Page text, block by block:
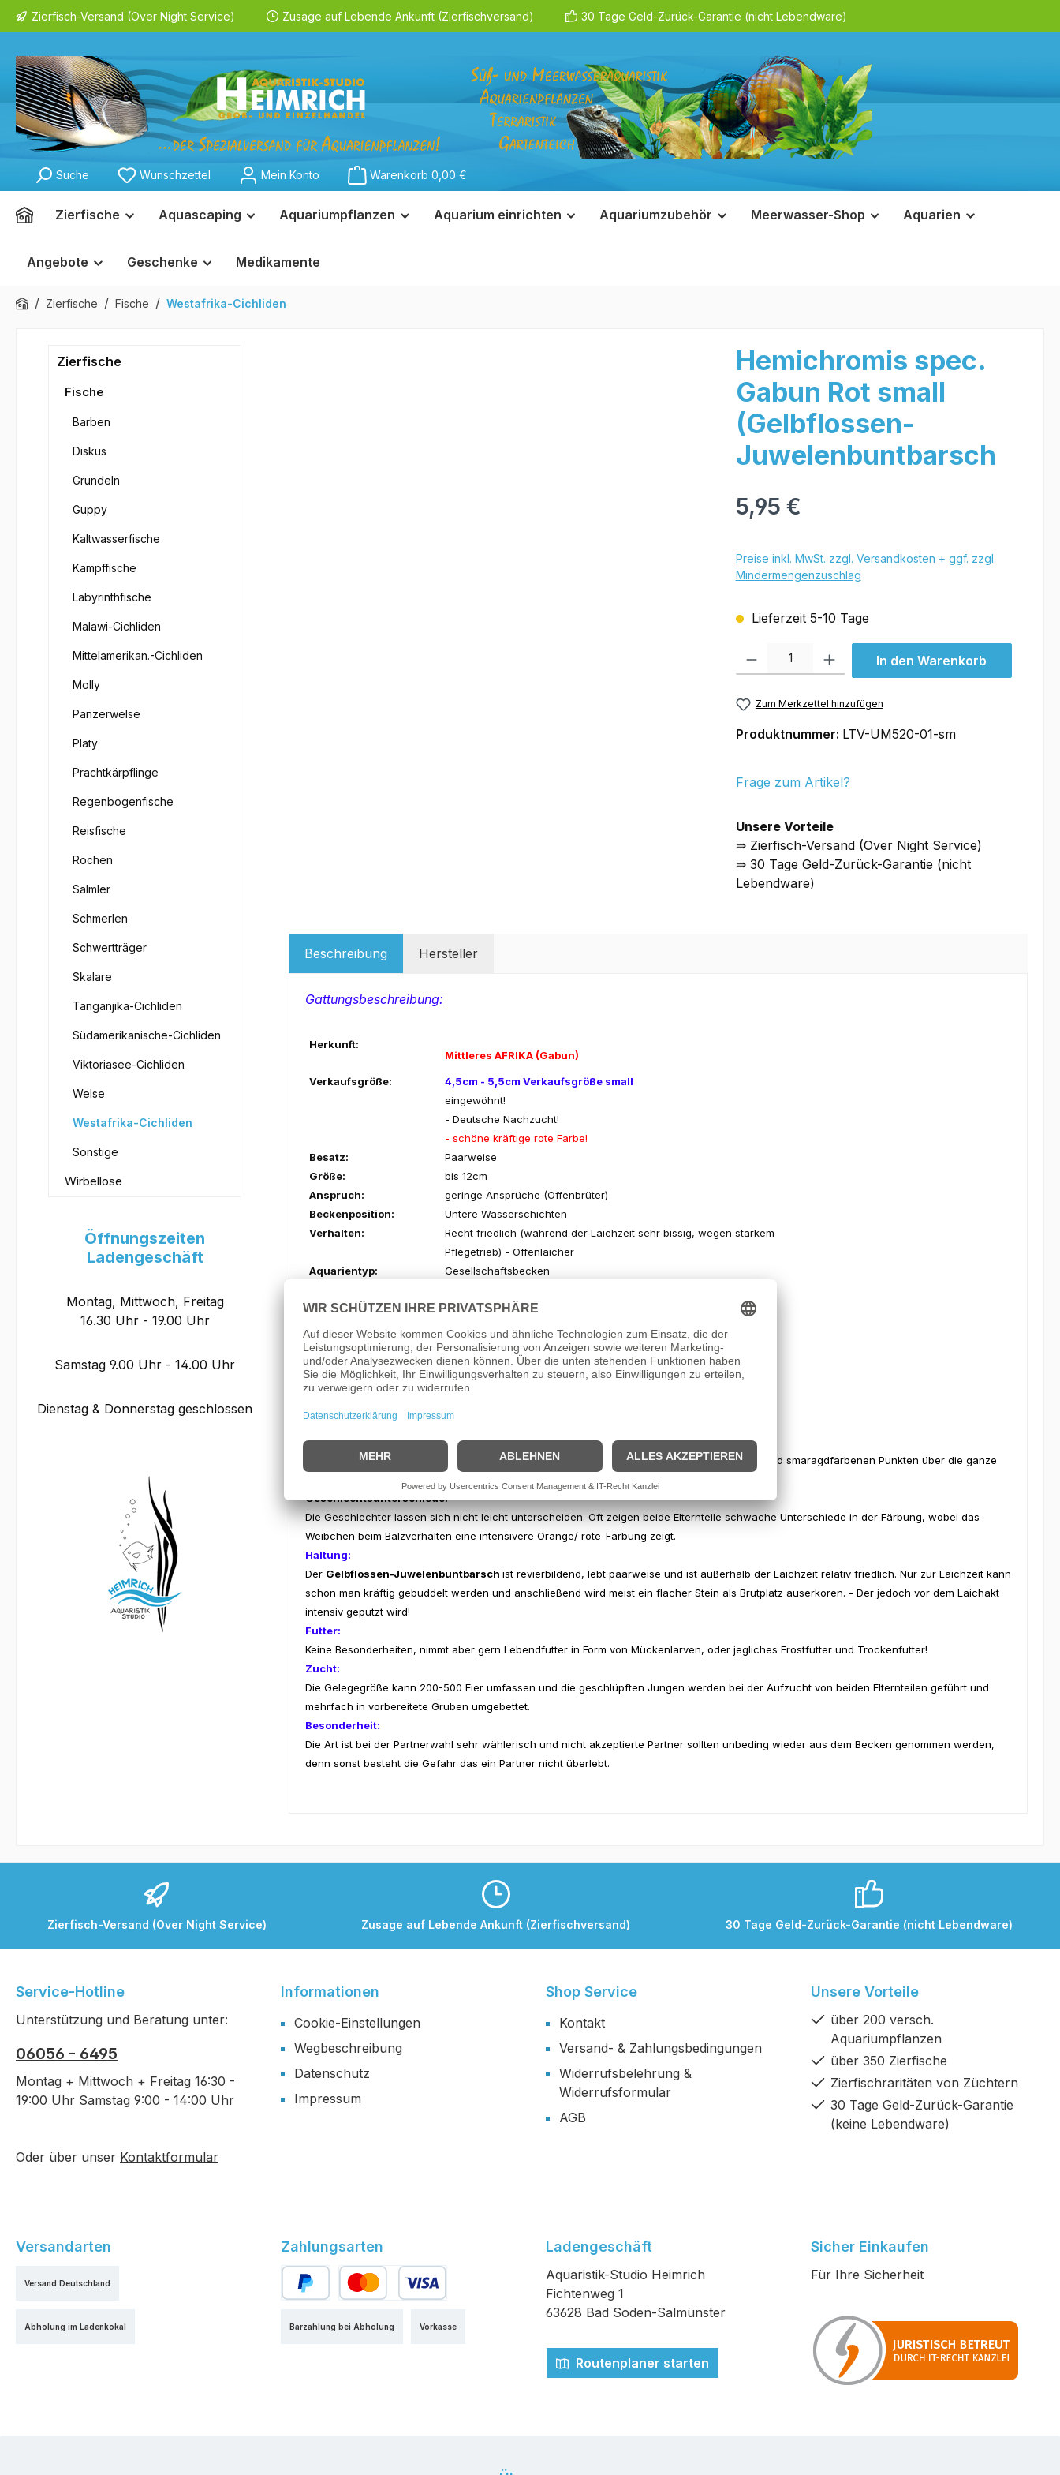
Zur Hauptnavigation springen
Zierfisch-Versand (Over Night Service) Zusage auf Lebende Ankunft (Zierfischversand) 30 Tage Geld-Zurück-Garantie (nicht Lebendware)
Suche Wunschzettel Mein Konto Warenkorb 0,00 €
Zierfische Aquascaping Aquariumpflanzen Aquarium einrichten Aquariumzubehör Meerwasser-Shop Aquarien
Angebote Geschenke Medikamente
/ Zierfische / Fische / Westafrika-Cichliden
Zierfische
Fische
Barben
Diskus
Grundeln
Guppy
Kaltwasserfische
Kampffische
Labyrinthfische
Malawi-Cichliden
Mittelamerikan.-Cichliden
Molly
Panzerwelse
Platy
Prachtkärpflinge
Regenbogenfische
Reisfische
Rochen
Salmler
Schmerlen
Schwertträger
Skalare
Tanganjika-Cichliden
Südamerikanische-Cichliden
Viktoriasee-Cichliden
Welse
Westafrika-Cichliden
Sonstige
Wirbellose
Öffnungszeiten
Ladengeschäft
Montag, Mittwoch, Freitag
16.30 Uhr - 19.00 Uhr
Samstag 9.00 Uhr - 14.00 Uhr
Dienstag & Donnerstag geschlossen
Hemichromis spec.
Gabun Rot small
(Gelbflossen-
Juwelenbuntbarsch
5,95 €
Preise inkl. MwSt. zzgl. Versandkosten + ggf. zzgl.
Mindermengenzuschlag
Lieferzeit 5-10 Tage
In den Warenkorb
Zum Merkzettel hinzufügen
Produktnummer: LTV-UM520-01-sm
Frage zum Artikel?
Unsere Vorteile
⇒ Zierfisch-Versand (Over Night Service)
⇒ 30 Tage Geld-Zurück-Garantie (nicht
Lebendware)
Beschreibung Hersteller
Gattungsbeschreibung:
Herkunft:
Mittleres AFRIKA (Gabun)
Verkaufsgröße:
4,5cm - 5,5cm Verkaufsgröße small
eingewöhnt!
- Deutsche Nachzucht!
- schöne kräftige rote Farbe!
Besatz:
Paarweise
Größe:
bis 12cm
Anspruch:
geringe Ansprüche (Offenbrüter)
Beckenposition:
Untere Wasserschichten
Verhalten:
Recht friedlich (während der Laichzeit sehr bissig, wegen starkem
Pflegetrieb) - Offenlaicher
Aquarientyp:
Gesellschaftsbecken
Wasserhärte:
4°- 15° dGH
PH 6,5 - 7,0
Temperatur:
Allgemein:
Das Markenzeichen dieser Fischart ist seine ansprechend orange/ rote Farbe mit den leuchtend smaragdfarbenen Punkten über die ganze
Geschlechtsunterschiede:
Die Geschlechter lassen sich nicht leicht unterscheiden. Oft zeigen beide Elternteile schwache Unterschiede in der Färbung, wobei das
Weibchen beim Balzverhalten eine intensivere Orange/ rote-Färbung zeigt.
Haltung:
Der Gelbflossen-Juwelenbuntbarsch ist revierbildend, lebt paarweise und ist außerhalb der Laichzeit relativ friedlich. Nur zur Laichzeit kann
schon man kräftig gebuddelt werden und anschließend wird meist ein flacher Stein als Brutplatz auserkoren. - Der jedoch vor dem Laichakt
intensiv geputzt wird!
Futter:
Keine Besonderheiten, nimmt aber gern Lebendfutter in Form von Mückenlarven, oder jegliches Frostfutter und Trockenfutter!
Zucht:
Die Gelegegröße kann 200-500 Eier umfassen und die geschlüpften Jungen werden bei der Aufzucht von beiden Elternteilen geführt und
mehrfach in vorbereitete Gruben umgebettet.
Besonderheit:
Die Art ist bei der Partnerwahl sehr wählerisch und nicht akzeptierte Partner sollten unbeding wieder aus dem Becken genommen werden,
denn sonst besteht die Gefahr das ein Partner nicht überlebt.
Zierfisch-Versand (Over Night Service) Zusage auf Lebende Ankunft (Zierfischversand) 30 Tage Geld-Zurück-Garantie (nicht Lebendware)
Service-Hotline
Unterstützung und Beratung unter:
06056 - 6495
Montag + Mittwoch + Freitag 16:30 -
19:00 Uhr Samstag 9:00 - 14:00 Uhr
Oder über unser Kontaktformular
Informationen
Cookie-Einstellungen
Wegbeschreibung
Datenschutz
Impressum
Shop Service
Kontakt
Versand- & Zahlungsbedingungen
Widerrufsbelehrung &
Widerrufsformular
AGB
Unsere Vorteile
über 200 versch.
Aquariumpflanzen
über 350 Zierfische
Zierfischraritäten von Züchtern
30 Tage Geld-Zurück-Garantie
(keine Lebendware)
Versandarten
Versand Deutschland
Abholung im Ladenkokal
Zahlungsarten
Vorkasse
Barzahlung bei Abholung
Ladengeschäft
Aquaristik-Studio Heimrich
Fichtenweg 1
63628 Bad Soden-Salmünster
Routenplaner starten
Sicher Einkaufen
Für Ihre Sicherheit